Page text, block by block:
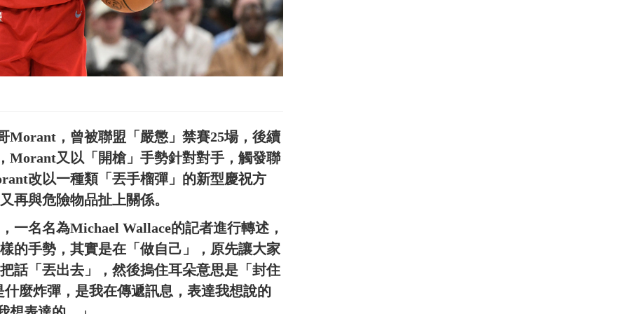
Morant，曾被聯盟「嚴懲」禁賽25場，後續
Morant又以「開槍」手勢針對對手，觸發聯
改以一種類「丟手榴彈」的新型慶祝方
再與危險物品扯上關係。
一名名為Michael Wallace的記者進行轉述，
的手勢，其實是在「做自己」，原先讓大家
話「丟出去」，然後摀住耳朵意思是「封住
麼炸彈，是我在傳遞訊息，表達我想說的